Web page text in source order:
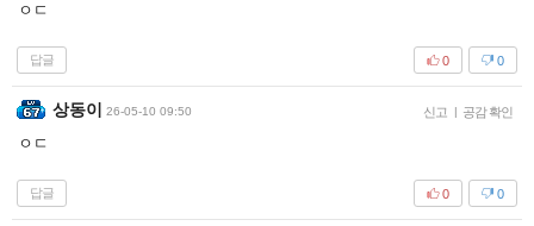
ㅇㄷ
답글 0
0
상동이 26-05-10 09:50 신고 | 공감 확인
ㅇㄷ
답글 0
0